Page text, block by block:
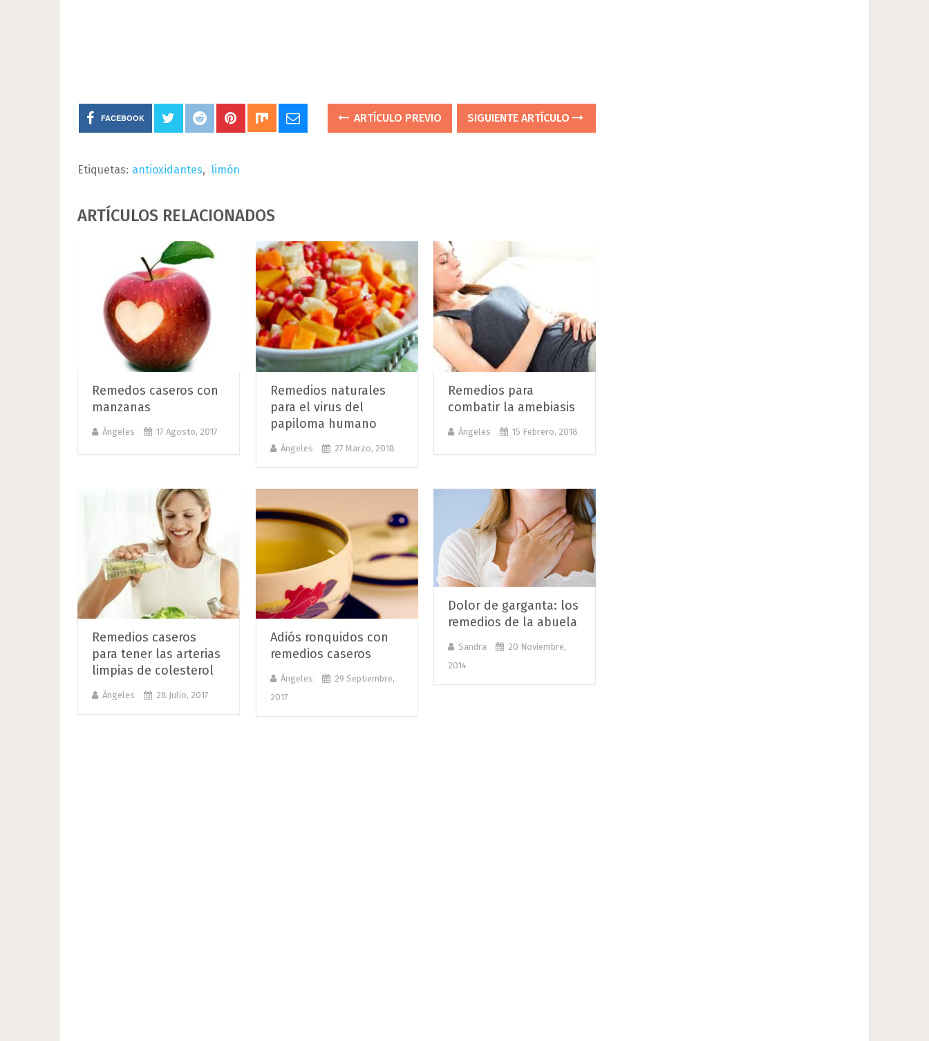
FACEBOOK ARTÍCULO PREVIO SIGUIENTE ARTÍCULO
Etiquetas: antioxidantes, limón
ARTÍCULOS RELACIONADOS
Remedos caseros con
manzanas
Ángeles 17 Agosto, 2017
Remedios naturales
para el virus del
papiloma humano
Ángeles 27 Marzo, 2018
Remedios para
combatir la amebiasis
Ángeles 15 Febrero, 2018
Remedios caseros
para tener las arterias
limpias de colesterol
Ángeles 28 Julio, 2017
Adiós ronquidos con
remedios caseros
Ángeles
29 Septiembre,
2017
Dolor de garganta: los
remedios de la abuela
Sandra
20 Noviembre,
2014